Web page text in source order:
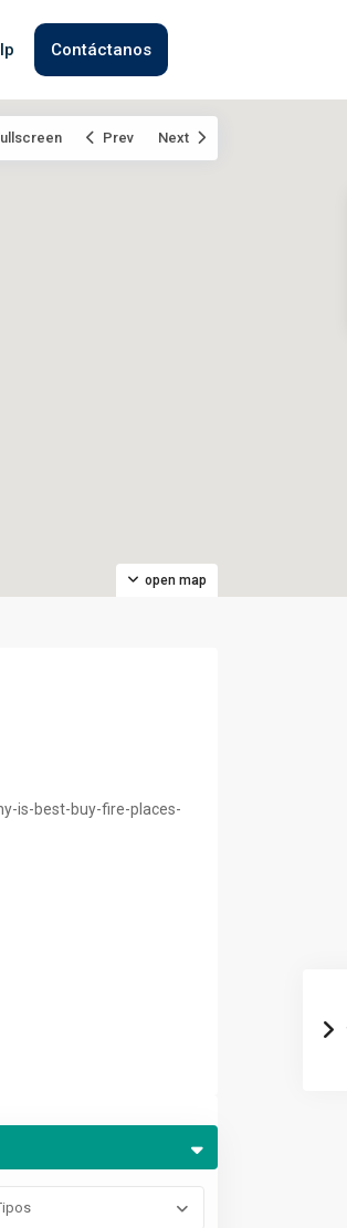
Contáctanos
open map
Prev Next
is-best-buy-fire-places-